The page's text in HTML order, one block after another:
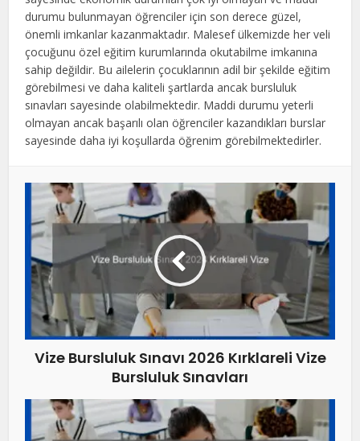
bırakılmalıdır
durumu bulunmayan öğrenciler için son derece güzel,
önemli imkanlar kazanmaktadır. Malesef ülkemizde her veli
çocuğunu özel eğitim kurumlarında okutabilme imkanına
sahip değildir. Bu ailelerin çocuklarının adil bir şekilde eğitim
görebilmesi ve daha kaliteli şartlarda ancak bursluluk
sınavları sayesinde olabilmektedir. Maddi durumu yeterli
olmayan ancak başarılı olan öğrenciler kazandıkları burslar
sayesinde daha iyi koşullarda öğrenim görebilmektedirler.
Vize Bursluluk Sınavı 2026 Kırklareli Vize
Bursluluk Sınavları